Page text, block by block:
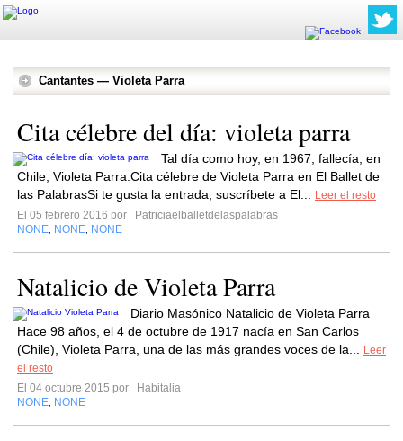
Cantantes — Violeta Parra
Cita célebre del día: violeta parra
Tal día como hoy, en 1967, fallecía, en
Chile, Violeta Parra.Cita célebre de Violeta Parra en El Ballet de
las PalabrasSi te gusta la entrada, suscríbete a El...
Leer el resto
El 05 febrero 2016 por
Patriciaelballetdelaspalabras
NONE NONE NONE
Natalicio de Violeta Parra
Diario Masónico Natalicio de Violeta Parra
Hace 98 años, el 4 de octubre de 1917 nacía en San Carlos
(Chile), Violeta Parra, una de las más grandes voces de la...
Leer
el resto
El 04 octubre 2015 por
Habitalia
NONE NONE